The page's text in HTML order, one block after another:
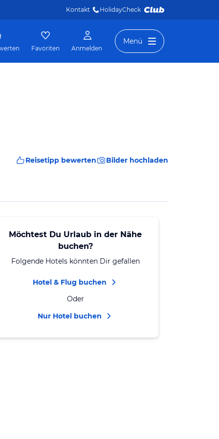
Kontakt HolidayCheck
Favoriten Anmelden
Menü
Reisetipp bewerten Bilder hochladen
Möchtest Du Urlaub in der Nähe
buchen?
Folgende Hotels könnten Dir gefallen
Hotel & Flug buchen
Oder
Nur Hotel buchen